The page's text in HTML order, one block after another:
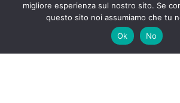
Viano Coltelleria Profumeria di Viano
Galimberti, 2 12100 Cuneo CN P.I./C.F.
migliore esperienza sul nostro sito. Se
questo sito noi assumiamo che tu
Ok
No